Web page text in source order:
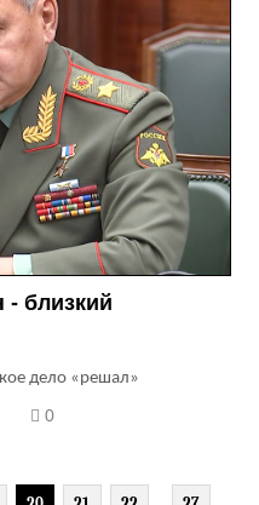
близкий
дело «решал»
0